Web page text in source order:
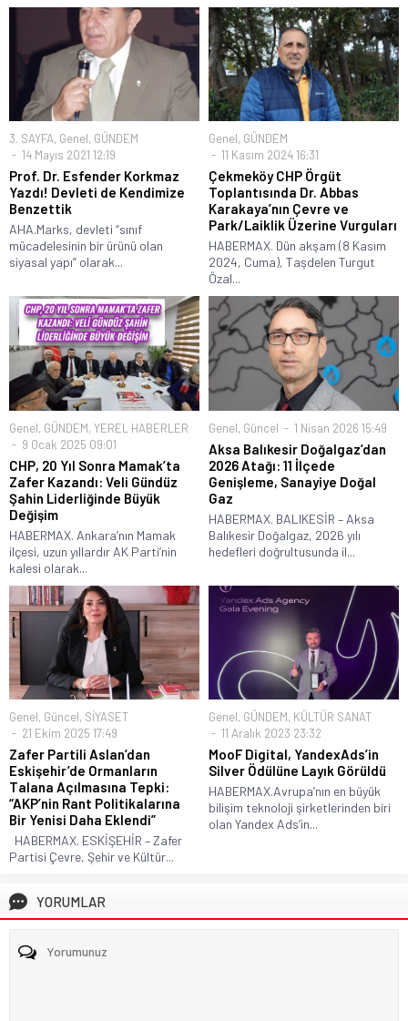
3. SAYFA, Genel, GÜNDEM
14 Mayıs 2021 12:19
Prof. Dr. Esfender Korkmaz
Yazdı! Devleti de Kendimize
Benzettik
AHA.Marks, devleti “sınıf
mücadelesinin bir ürünü olan
siyasal yapı” olarak...
Genel, GÜNDEM
11 Kasım 2024 16:31
Çekmeköy CHP Örgüt
Toplantısında Dr. Abbas
Karakaya’nın Çevre ve
Park/Laiklik Üzerine Vurguları
HABERMAX. Dün akşam (8 Kasım
2024, Cuma), Taşdelen Turgut
Özal...
Genel, GÜNDEM, YEREL HABERLER
9 Ocak 2025 09:01
CHP, 20 Yıl Sonra Mamak’ta
Zafer Kazandı: Veli Gündüz
Şahin Liderliğinde Büyük
Değişim
HABERMAX. Ankara’nın Mamak
ilçesi, uzun yıllardır AK Parti’nin
kalesi olarak...
Genel, Güncel 1 Nisan 2026 15:49
Aksa Balıkesir Doğalgaz’dan
2026 Atağı: 11 İlçede
Genişleme, Sanayiye Doğal
Gaz
HABERMAX. BALIKESİR – Aksa
Balıkesir Doğalgaz, 2026 yılı
hedefleri doğrultusunda il...
Genel, Güncel, SİYASET
21 Ekim 2025 17:49
Zafer Partili Aslan’dan
Eskişehir’de Ormanların
Talana Açılmasına Tepki:
“AKP’nin Rant Politikalarına
Bir Yenisi Daha Eklendi”
HABERMAX. ESKİŞEHİR – Zafer
Partisi Çevre, Şehir ve Kültür...
Genel, GÜNDEM, KÜLTÜR SANAT
11 Aralık 2023 23:32
MooF Digital, YandexAds’in
Silver Ödülüne Layık Görüldü
HABERMAX.Avrupa’nın en büyük
bilişim teknoloji şirketlerinden biri
olan Yandex Ads’in...
YORUMLAR